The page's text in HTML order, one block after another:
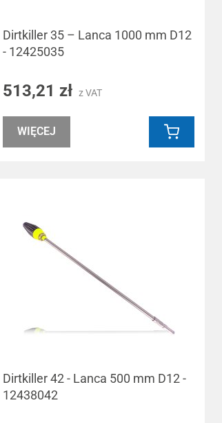
Dirtkiller 35 – Lanca 1000 mm D12
- 12425035
513,21 zł z VAT
WIĘCEJ
Dirtkiller 42 - Lanca 500 mm D12 -
12438042